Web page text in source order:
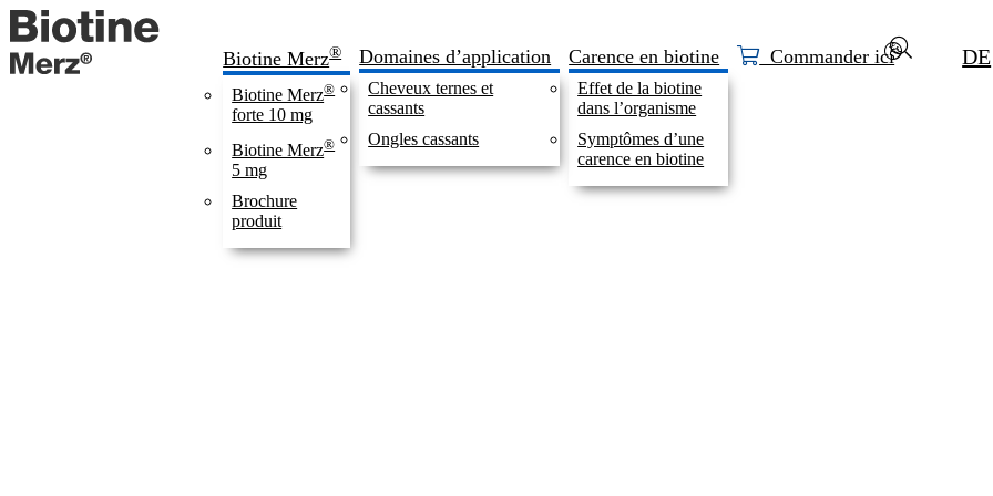
Biotine Merz®
Biotine Merz®
forte 10 mg
Biotine Merz®
5 mg
Brochure
produit
Domaines d’application
Cheveux ternes et
cassants
Ongles cassants
Carence en biotine
Effet de la biotine
dans l’organisme
Symptômes d’une
carence en biotine
Commander ici DE